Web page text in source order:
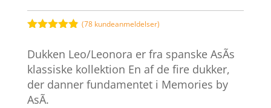
var:
339,80 kr.. er:
ud af 5
baseret på
kundebedøm
melser
(78 kundeanmeldelser)
Dukken Leo/Leonora er fra spanske AsÃ­s
klassiske kollektion En af de fire dukker,
der danner fundamentet i Memories by
AsÃ­.